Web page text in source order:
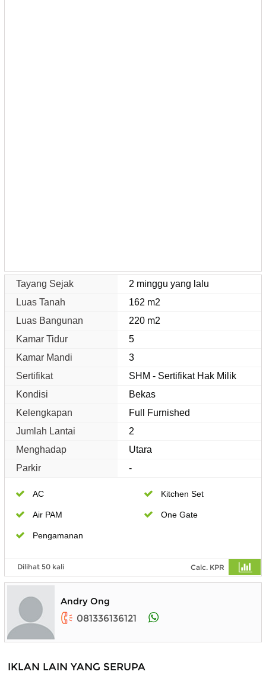
Tayang Sejak
2 minggu yang lalu
Luas Tanah
162 m2
Luas Bangunan
220 m2
Kamar Tidur
5
Kamar Mandi
3
Sertifikat
SHM - Sertifikat Hak Milik
Kondisi
Bekas
Kelengkapan
Full Furnished
Jumlah Lantai
2
Menghadap
Utara
Parkir
-
AC Kitchen Set
Air PAM One Gate
Pengamanan
Dilihat 50 kali Calc. KPR
Andry Ong
081336136121
IKLAN LAIN YANG SERUPA